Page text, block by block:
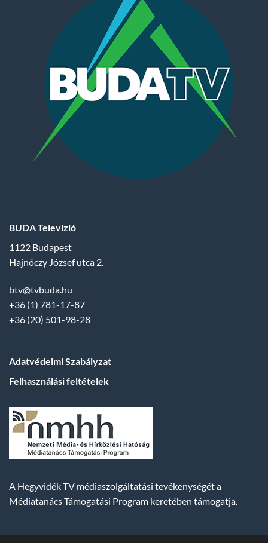
BUDA Televízió
1122 Budapest
Hajnóczy József utca 2.
btv@tvbuda.hu
+36 (1) 781-17-87
+36 (20) 501-98-28
Adatvédelmi Szabályzat
Felhasználási feltételek
A Hegyvidék TV médiaszolgáltatási tevékenységét a
Médiatanács Támogatási Program keretében támogatja.